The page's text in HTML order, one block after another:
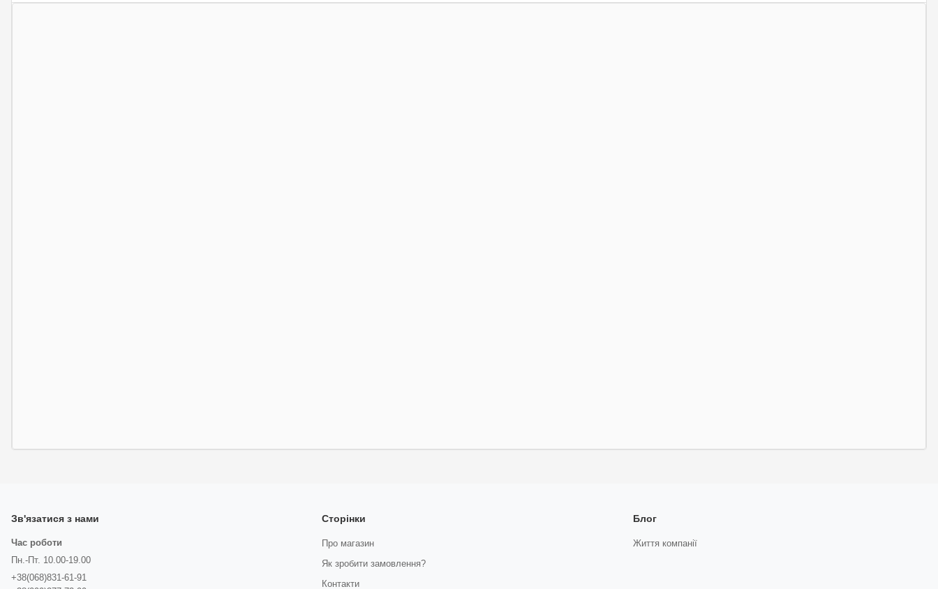
Зв'язатися з нами
Час роботи
Пн.-Пт. 10.00-19.00
+38(068)831-61-91
Сторінки
Про магазин
Як зробити замовлення?
Контакти
Блог
Життя компанії